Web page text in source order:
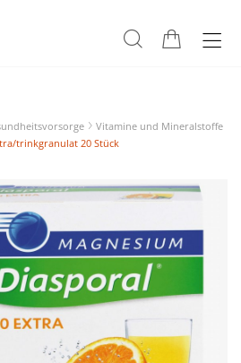
Vitamine und Mineralstoffe
trinkgranulat 20 Stück